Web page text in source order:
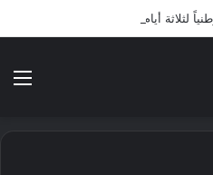
لثلاثة أيام ابتداء من اليوم